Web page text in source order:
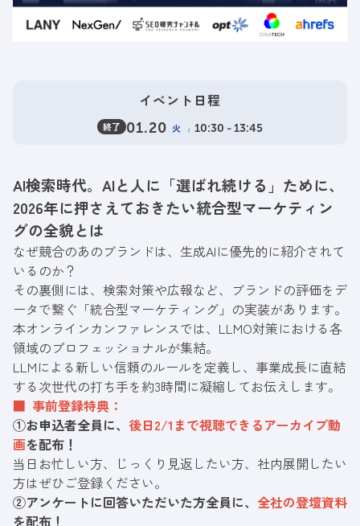
イベント日程
終了 01.20 火 10:30 - 13:45
AI検索時代。AIと人に「選ばれ続ける」ために、
2026年に押さえておきたい統合型マーケティン
グの全貌とは
なぜ競合のあのブランドは、生成AIに優先的に紹介されて
いるのか？
その裏側には、検索対策や広報など、ブランドの評価をデ
ータで繋ぐ「統合型マーケティング」の実装があります。
本オンラインカンファレンスでは、LLMO対策における各
領域のプロフェッショナルが集結。
LLMによる新しい信頼のルールを定義し、事業成長に直結
する次世代の打ち手を約3時間に凝縮してお伝えします。
■ 事前登録特典：
①お申込者全員に、 後日2/1まで視聴できるアーカイブ動
画を配布！
当日お忙しい方、じっくり見返したい方、社内展開したい
方はぜひご登録ください。
②アンケートに回答いただいた方全員に、 全社の登壇資料
を配布！